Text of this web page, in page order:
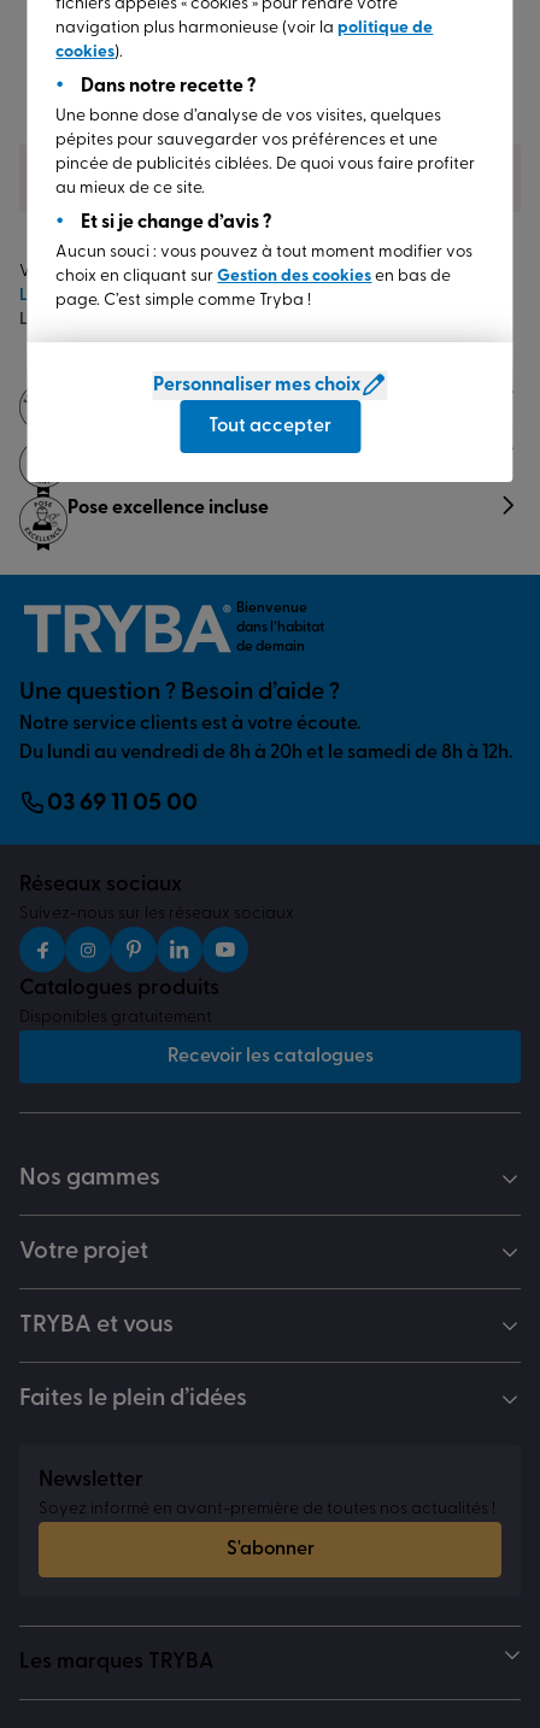
Pour aller plus loin
Vous êtes ici :
L’art de vivre TRYBA
Donner vie à son projet
La fabrication française ? Un engagement gagnant-gagnant
Fabrication française
Jusqu'à 30 ans de garantie (2)
Pose excellence incluse
Bienvenue
dans l’habitat
de demain
Une question ? Besoin d’aide ?
Notre service clients est à votre écoute.
Du lundi au vendredi de 8h à 20h et le samedi de 8h à 12h.
03 69 11 05 00
Réseaux sociaux
Suivez-nous sur les réseaux sociaux
Catalogues produits
Disponibles gratuitement
Recevoir les catalogues
Nos gammes
Votre projet
TRYBA et vous
Faites le plein d’idées
Newsletter
Soyez informé en avant-première de toutes nos actualités !
S'abonner
Les marques TRYBA
fichiers appelés « cookies » pour rendre votre
navigation plus harmonieuse (voir lapolitique de
cookies).
Dans notre recette ?
Une bonne dose d’analyse de vos visites, quelques
pépites pour sauvegarder vos préférences et une
pincée de publicités ciblées. De quoi vous faire profiter
au mieux de ce site.
Et si je change d’avis ?
Aucun souci : vous pouvez à tout moment modifier vos
choix en cliquant surGestion des cookies en bas de
page. C’est simple comme Tryba !
Personnaliser mes choix
Tout accepter